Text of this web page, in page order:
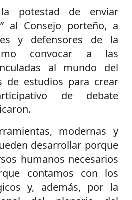
potestad de enviar
al Consejo porteño, a
y defensores de la
convocar a las
al mundo del
de estudios para crear
de debate
modernas y
desarrollar porque
humanos necesarios
contamos con los
y, además, por la